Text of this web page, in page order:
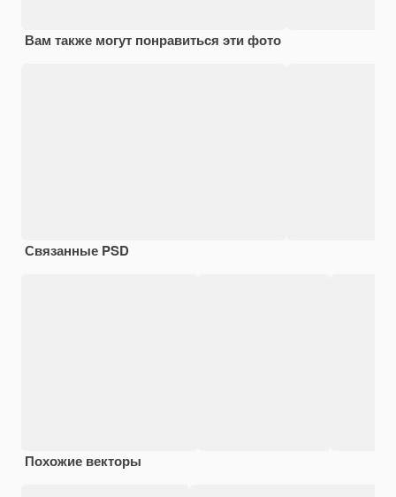
Вам также могут понравиться эти фото
Связанные PSD
Похожие векторы